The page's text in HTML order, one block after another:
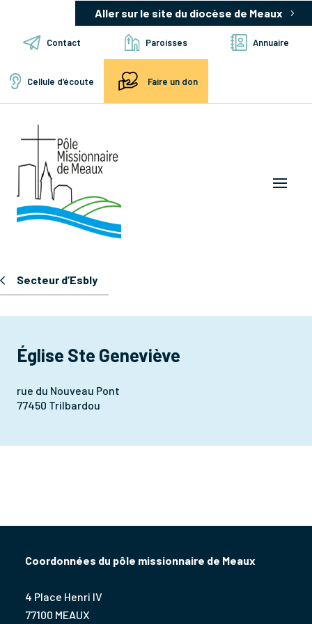
Aller sur le site du diocèse de Meaux
Contact Paroisses Annuaire
Cellule d’écoute Faire un don
Secteur d’Esbly
Église Ste Geneviève
rue du Nouveau Pont
77450 Trilbardou
Coordonnées du pôle missionnaire de Meaux
4 Place Henri IV
77100 MEAUX